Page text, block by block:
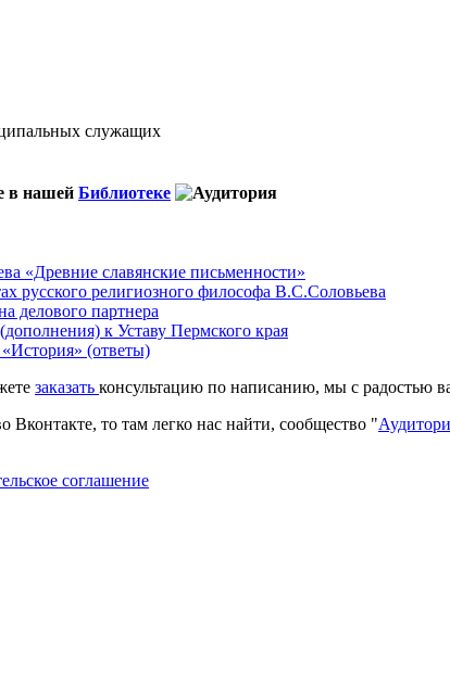
служащих
в нашей Библиотеке
«Древние славянские письменности»
русского религиозного философа В.С.Соловьева
делового партнера
к Уставу Пермского края
(ответы)
заказать консультацию по написанию, мы с радостью
то там легко нас найти, сообщество "
соглашение